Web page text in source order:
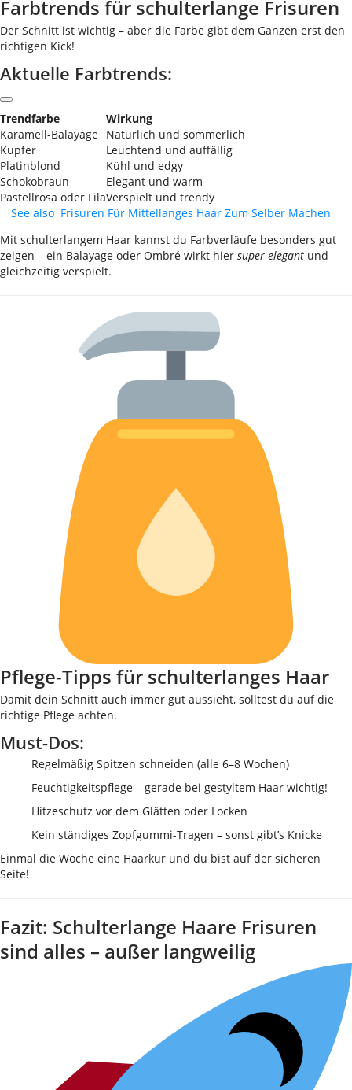
Farbtrends für schulterlange Frisuren
Der Schnitt ist wichtig – aber die Farbe gibt dem Ganzen erst den
richtigen Kick!
Aktuelle Farbtrends:
Trendfarbe
Wirkung
Karamell-Balayage Natürlich und sommerlich
Kupfer
Leuchtend und auffällig
Platinblond
Kühl und edgy
Schokobraun
Elegant und warm
Pastellrosa oder LilaVerspielt und trendy
See also Frisuren Für Mittellanges Haar Zum Selber Machen
Mit schulterlangem Haar kannst du Farbverläufe besonders gut
zeigen – ein Balayage oder Ombré wirkt hier super elegant und
gleichzeitig verspielt.
Pflege-Tipps für schulterlanges Haar
Damit dein Schnitt auch immer gut aussieht, solltest du auf die
richtige Pflege achten.
Must-Dos:
Regelmäßig Spitzen schneiden (alle 6–8 Wochen)
Feuchtigkeitspflege – gerade bei gestyltem Haar wichtig!
Hitzeschutz vor dem Glätten oder Locken
Kein ständiges Zopfgummi-Tragen – sonst gibt’s Knicke
Einmal die Woche eine Haarkur und du bist auf der sicheren
Seite!
Fazit: Schulterlange Haare Frisuren
sind alles – außer langweilig